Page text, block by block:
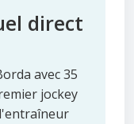
direct
avec 35
jockey